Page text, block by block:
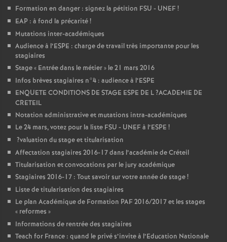
Formation en danger : signez la pétition FSU - UNEF!
EAP : à fond la précarité!
Mutations inter-académiques
Audience à l’ESPE : charge de travail très importante pour les
stagiaires
Stage « Entrée dans le métier» le 21 mars 2016
Infos brèves stagiaires n°4 : audience à l’ESPE
ENQUETE CONDITIONS DE STAGE ESPE DE L?ACADEMIE DE
CRETEIL
Notation administrative et mutations intra-académiques
Le 24 mars, votez pour la liste FSU - UNEFà l’ESPE !
?valuation du stage et titularisation
Affectation stagiaires 2016-17 dans l’académie de Créteil
Titularisation et convocations par le jury académique
Stagiaires 2016-17 : Tout savoir sur votre année de stage!
Liste de titularisation des stagiaires
Le plan Académique de Formation PAF2016/2017 et les stages
« reformes »
Informations de rentrée des stagiaires
Teach for France : quand le privé s’invite à l’Education Nationale